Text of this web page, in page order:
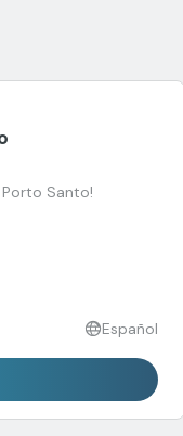
Porto Santo!
Español